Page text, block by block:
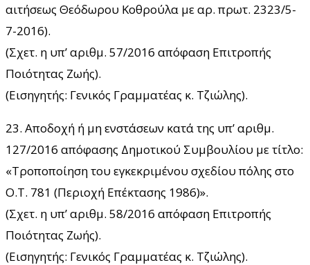
αιτήσεως Θεόδωρου Κοθρούλα με αρ. πρωτ. 2323/5-
7-2016).
(Σχετ. η υπ’ αριθμ. 57/2016 απόφαση Επιτροπής
Ποιότητας Ζωής).
(Εισηγητής: Γενικός Γραμματέας κ. Τζιώλης).
23. Αποδοχή ή μη ενστάσεων κατά της υπ’ αριθμ.
127/2016 απόφασης Δημοτικού Συμβουλίου με τίτλο:
«Τροποποίηση του εγκεκριμένου σχεδίου πόλης στο
Ο.Τ. 781 (Περιοχή Επέκτασης 1986)».
(Σχετ. η υπ’ αριθμ. 58/2016 απόφαση Επιτροπής
Ποιότητας Ζωής).
(Εισηγητής: Γενικός Γραμματέας κ. Τζιώλης).